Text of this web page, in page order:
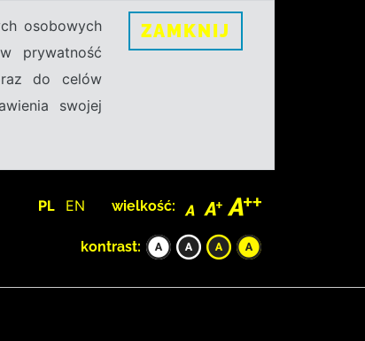
osobowych
prywatność
do celów
swojej
ZAMKNIJ
PL EN wielkość:
kontrast: